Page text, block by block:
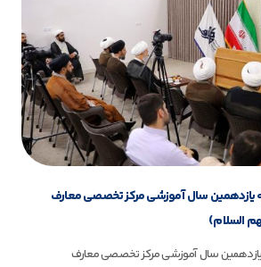
یازدهمین سال آموزشی مرکز تخصصی معارف
السلام)
یازدهمین سال آموزشی مرکز تخصصی معارف